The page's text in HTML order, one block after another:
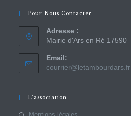
Pour Nous Contacter
Adresse :
Mairie d'Ars en Ré 17590
Email:
courrier@letambourdars.fr
L’association